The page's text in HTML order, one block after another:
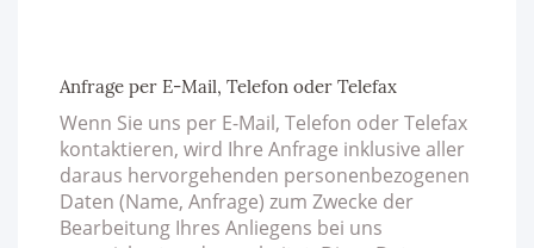
Anfrage per E-Mail, Telefon oder Telefax
Wenn Sie uns per E-Mail, Telefon oder Telefax
kontaktieren, wird Ihre Anfrage inklusive aller
daraus hervorgehenden personenbezogenen
Daten (Name, Anfrage) zum Zwecke der
Bearbeitung Ihres Anliegens bei uns